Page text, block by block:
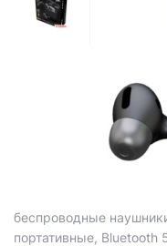
беспроводные
портативные,